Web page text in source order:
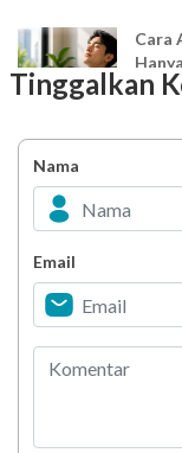
Cara
Tinggalkan
Nama
Email